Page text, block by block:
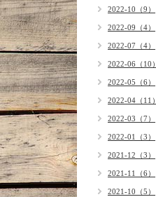
2022-10（9）
2022-09（4）
2022-07（4）
2022-06（10）
2022-05（6）
2022-04（11）
2022-03（7）
2022-01（3）
2021-12（3）
2021-11（6）
2021-10（5）